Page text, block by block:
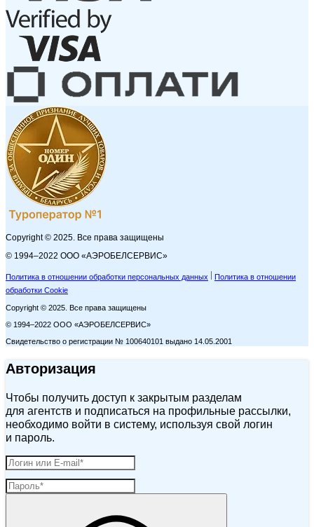
Copyright © 2025. Все права защищены
© 1994–2022 ООО «АЭРОБЕЛСЕРВИС»
Политика в отношении обработки персональных данных
Политика в отношении
обработки Cookie
Copyright © 2025. Все права защищены
© 1994–2022 ООО «АЭРОБЕЛСЕРВИС»
Свидетельство о регистрации № 100640101 выдано 14.05.2001
Авторизация
Чтобы получить доступ к закрытым разделам
для агентств и подписаться на профильные рассылки,
необходимо войти в систему, используя свой логин
и пароль.